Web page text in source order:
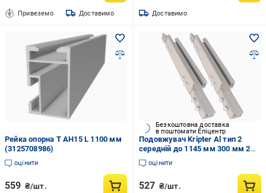
Привеземо Доставимо Доставимо
Рейка опорна Т АН15 L 1100 мм
(3125708986)
оцінити
559 ₴/шт.
Безкоштовна доставка
в поштомати Епіцентр
Подовжувач Kripter Al тип 2
середній до 1145 мм 300 мм 2
шт. (2983439607)
оцінити
527 ₴/шт.